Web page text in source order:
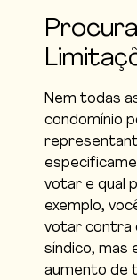
Nem todas
condomínio
votar e qual
exemplo,
votar contra
síndico, mas
aumento de